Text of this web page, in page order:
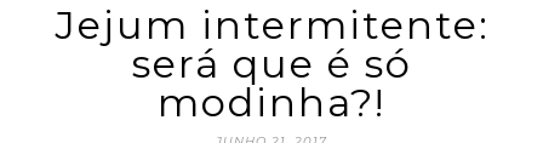
Jejum intermitente:
será que é só
modinha?!